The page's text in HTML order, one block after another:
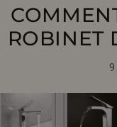
ROBINET